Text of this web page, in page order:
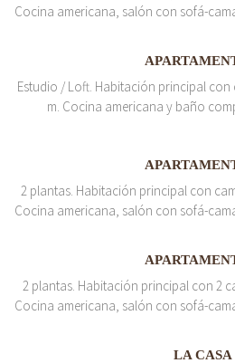
Cocina americana, salón con sofá-
Estudio / Loft. Habitación principal con
m. Cocina americana y baño
2 plantas. Habitación principal con
Cocina americana, salón con sofá-
2 plantas. Habitación principal con 2
Cocina americana, salón con sofá-
LA CASA